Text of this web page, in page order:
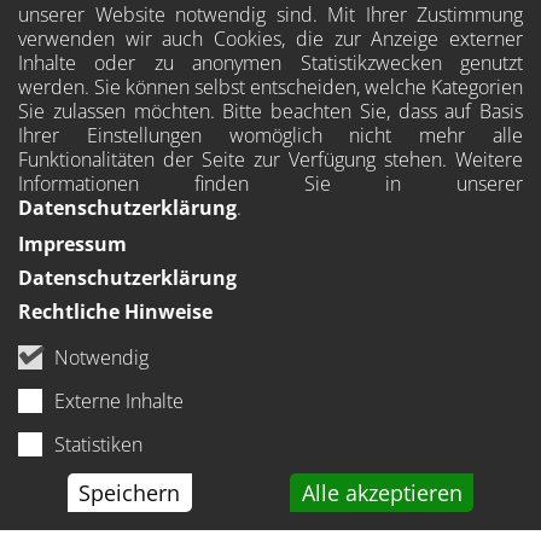
unserer Website notwendig sind. Mit Ihrer Zustimmung
verwenden wir auch Cookies, die zur Anzeige externer
Inhalte oder zu anonymen Statistikzwecken genutzt
werden. Sie können selbst entscheiden, welche Kategorien
Sie zulassen möchten. Bitte beachten Sie, dass auf Basis
Ihrer Einstellungen womöglich nicht mehr alle
Funktionalitäten der Seite zur Verfügung stehen. Weitere
Informationen finden Sie in unserer
Datenschutzerklärung.
Notwendig
Externe Inhalte
Statistiken
Speichern Alle akzeptieren
Impressum
Datenschutzerklärung
Rechtliche Hinweise